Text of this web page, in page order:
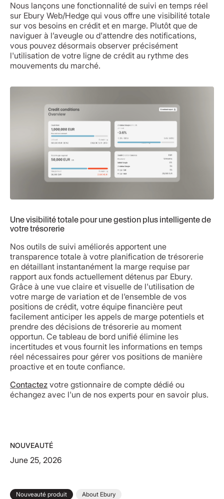
Nous lançons une fonctionnalité de suivi en temps réel
sur Ebury Web/Hedge qui vous offre une visibilité totale
sur vos besoins en crédit et en marge. Plutôt que de
naviguer à l’aveugle ou d'attendre des notifications,
vous pouvez désormais observer précisément
l'utilisation de votre ligne de crédit au rythme des
mouvements du marché.
Une visibilité totale pour une gestion plus intelligente de
votre trésorerie
Nos outils de suivi améliorés apportent une
transparence totale à votre planification de trésorerie
en détaillant instantanément la marge requise par
rapport aux fonds actuellement détenus par Ebury.
Grâce à une vue claire et visuelle de l'utilisation de
votre marge de variation et de l'ensemble de vos
positions de crédit, votre équipe financière peut
facilement anticiper les appels de marge potentiels et
prendre des décisions de trésorerie au moment
opportun. Ce tableau de bord unifié élimine les
incertitudes et vous fournit les informations en temps
réel nécessaires pour gérer vos positions de manière
proactive et en toute confiance.
Contactez votre gstionnaire de compte dédié ou
échangez avec l'un de nos experts pour en savoir plus.
NOUVEAUTÉ
June 25, 2026
Nouveauté produit About Ebury